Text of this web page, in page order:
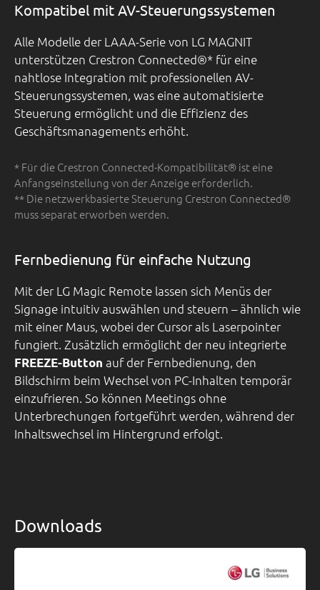
Kompatibel mit AV-Steuerungssystemen
Alle Modelle der LAAA-Serie von LG MAGNIT
unterstützen Crestron Connected®* für eine
nahtlose Integration mit professionellen AV-
Steuerungssystemen, was eine automatisierte
Steuerung ermöglicht und die Effizienz des
Geschäftsmanagements erhöht.
* Für die Crestron Connected-Kompatibilität® ist eine
Anfangseinstellung von der Anzeige erforderlich.
** Die netzwerkbasierte Steuerung Crestron Connected®
muss separat erworben werden.
Fernbedienung für einfache Nutzung
Mit der LG Magic Remote lassen sich Menüs der
Signage intuitiv auswählen und steuern – ähnlich wie
mit einer Maus, wobei der Cursor als Laserpointer
fungiert. Zusätzlich ermöglicht der neu integrierte
FREEZE-Button auf der Fernbedienung, den
Bildschirm beim Wechsel von PC-Inhalten temporär
einzufrieren. So können Meetings ohne
Unterbrechungen fortgeführt werden, während der
Inhaltswechsel im Hintergrund erfolgt.
Downloads